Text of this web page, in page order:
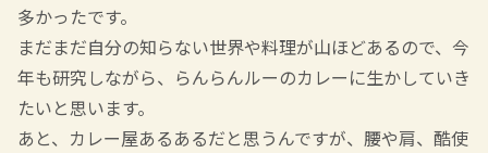
多かったです。
まだまだ自分の知らない世界や料理が山ほどあるので、今
年も研究しながら、らんらんルーのカレーに生かしていき
たいと思います。
あと、カレー屋あるあるだと思うんですが、腰や肩、酷使